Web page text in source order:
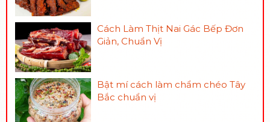
Cách Làm Thịt Nai Gác Bếp Đơn
Giản, Chuẩn Vị
Bật mí cách làm chẩm chéo Tây
Bắc chuẩn vị